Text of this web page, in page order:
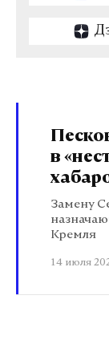
в
Замену
Кремля
14 июля